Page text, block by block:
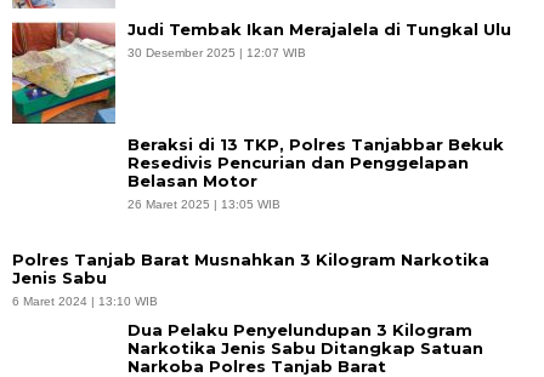
Judi Tembak Ikan Merajalela di Tungkal Ulu
30 Desember 2025 | 12:07 WIB
Beraksi di 13 TKP, Polres Tanjabbar Bekuk
Resedivis Pencurian dan Penggelapan
Belasan Motor
26 Maret 2025 | 13:05 WIB
Polres Tanjab Barat Musnahkan 3 Kilogram Narkotika
Jenis Sabu
6 Maret 2024 | 13:10 WIB
Dua Pelaku Penyelundupan 3 Kilogram
Narkotika Jenis Sabu Ditangkap Satuan
Narkoba Polres Tanjab Barat